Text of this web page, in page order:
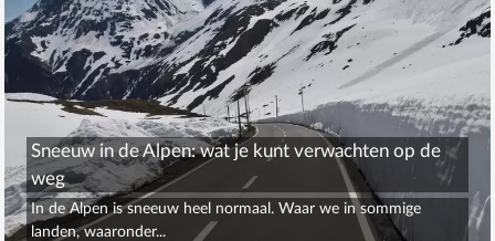
Sneeuw in de Alpen: wat je kunt verwachten op de
weg
In de Alpen is sneeuw heel normaal. Waar we in sommige
landen, waaronder...